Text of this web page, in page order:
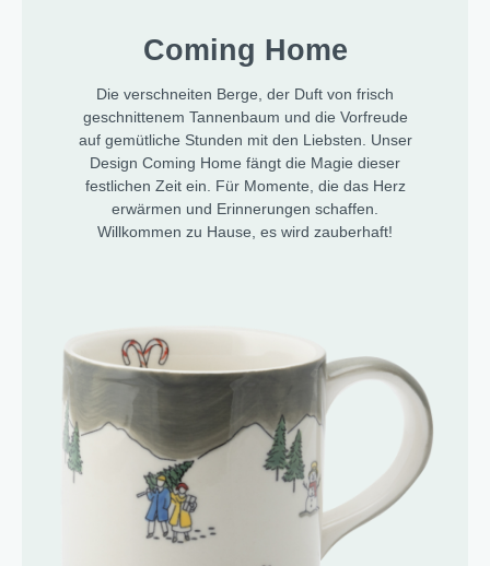
Coming Home
Die verschneiten Berge, der Duft von frisch
geschnittenem Tannenbaum und die Vorfreude
auf gemütliche Stunden mit den Liebsten. Unser
Design Coming Home fängt die Magie dieser
festlichen Zeit ein. Für Momente, die das Herz
erwärmen und Erinnerungen schaffen.
Willkommen zu Hause, es wird zauberhaft!